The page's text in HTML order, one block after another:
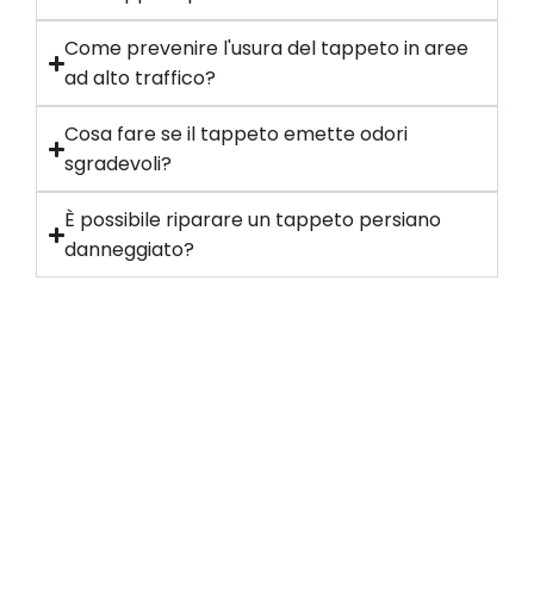
Come prevenire l'usura del tappeto in aree
ad alto traffico?
Cosa fare se il tappeto emette odori
sgradevoli?
È possibile riparare un tappeto persiano
danneggiato?